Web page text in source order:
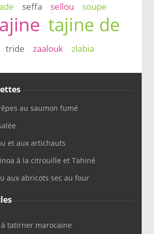
seffa sellou soupe
tajine de
tride zaalouk zlabia
au saumon fumé
et aux artichauts
à la citrouille et Tahiné
aux abricots sec au four
tatirner marocaine